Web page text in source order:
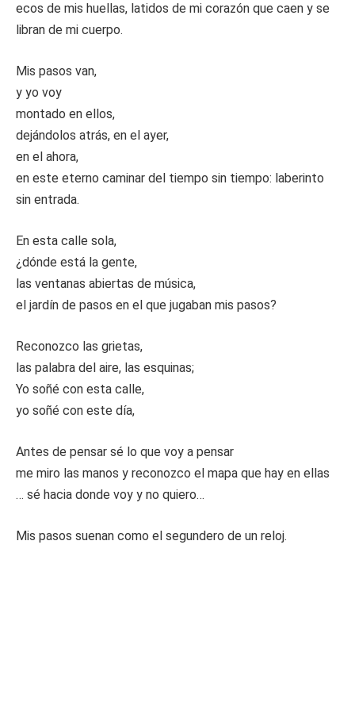
ecos de mis huellas, latidos de mi corazón que caen y se
libran de mi cuerpo.
Mis pasos van,
y yo voy
montado en ellos,
dejándolos atrás, en el ayer,
en el ahora,
en este eterno caminar del tiempo sin tiempo: laberinto
sin entrada.
En esta calle sola,
¿dónde está la gente,
las ventanas abiertas de música,
el jardín de pasos en el que jugaban mis pasos?
Reconozco las grietas,
las palabra del aire, las esquinas;
Yo soñé con esta calle,
yo soñé con este día,
Antes de pensar sé lo que voy a pensar
me miro las manos y reconozco el mapa que hay en ellas
… sé hacia donde voy y no quiero…
Mis pasos suenan como el segundero de un reloj.